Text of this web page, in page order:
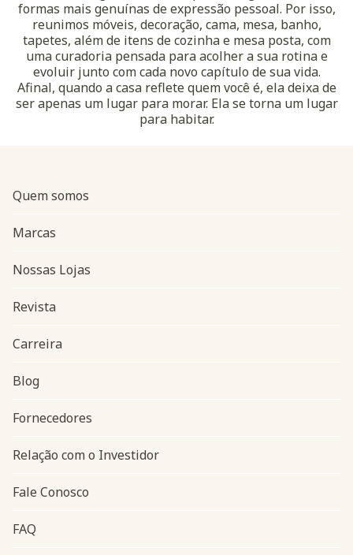
formas mais genuínas de expressão pessoal. Por isso,
reunimos móveis, decoração, cama, mesa, banho,
tapetes, além de itens de cozinha e mesa posta, com
uma curadoria pensada para acolher a sua rotina e
evoluir junto com cada novo capítulo de sua vida.
Afinal, quando a casa reflete quem você é, ela deixa de
ser apenas um lugar para morar. Ela se torna um lugar
para habitar.
Navegação do rodapé
Quem somos
Marcas
Nossas Lojas
Revista
Carreira
Blog
Fornecedores
Relação com o Investidor
Fale Conosco
FAQ